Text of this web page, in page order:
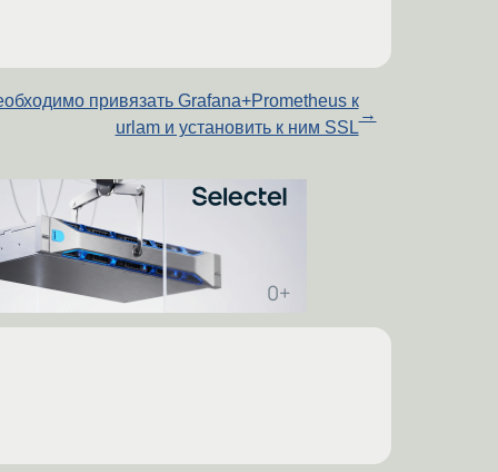
привязать Grafana+Prometheus к
urlam и установить к ним SSL
→